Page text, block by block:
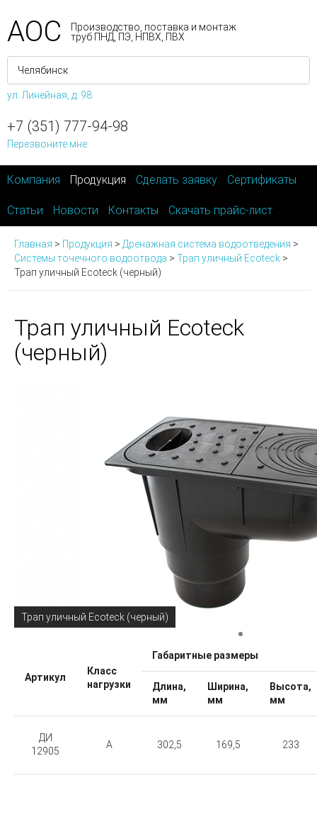
АОС
Производство, поставка и монтаж
труб ПНД, ПЭ, НПВХ, ПВХ
ул. Линейная, д. 98
+7 (351) 777-94-98
Перезвоните мне
Компания Продукция Сделать заявку Сертификаты
Статьи Новости Контакты Скачать прайс-лист
Главная > Продукция > Дренажная система водоотведения >
Системы точечного водоотвода > Трап уличный Ecoteck >
Трап уличный Ecoteck (черный)
Трап уличный Ecoteck
(черный)
Трап уличный Ecoteck (черный)
Артикул
Класс
нагрузки
Габаритные размеры
Длина,
мм
Ширина,
мм
Высота,
мм
ДИ
12905
А 302,5 169,5 233